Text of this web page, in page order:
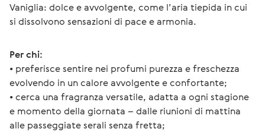
Vaniglia: dolce e avvolgente, come l’aria tiepida in cui
si dissolvono sensazioni di pace e armonia.
Per chi:
• preferisce sentire nei profumi purezza e freschezza
evolvendo in un calore avvolgente e confortante;
• cerca una fragranza versatile, adatta a ogni stagione
e momento della giornata – dalle riunioni di mattina
alle passeggiate serali senza fretta;